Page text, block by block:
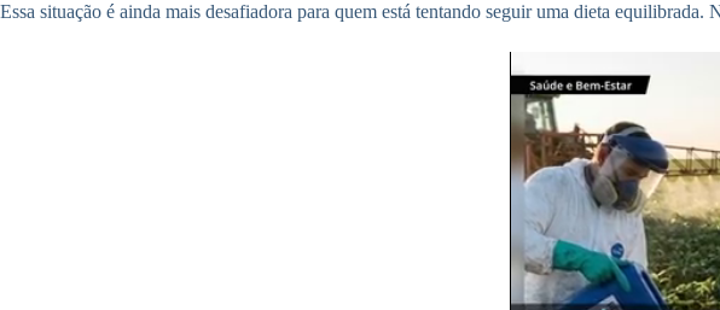
Essa situação é ainda mais desafiadora para quem está tentando seguir uma dieta